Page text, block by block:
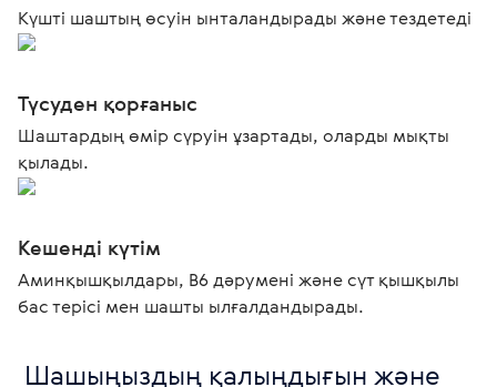
Күшті шаштың өсуін ынталандырады және тездетеді
Түсуден қорғаныс
Шаштардың өмір сүруін ұзартады, оларды мықты
қылады.
Кешенді күтім
Аминқышқылдары, В6 дәрумені және сүт қышқылы
бас терісі мен шашты ылғалдандырады.